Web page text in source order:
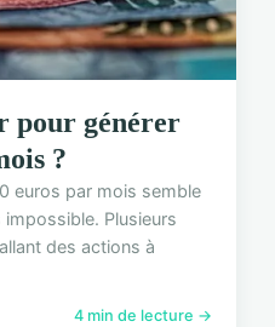
pour générer
?
euros par mois semble
Plusieurs
des actions à
4 min de lecture →